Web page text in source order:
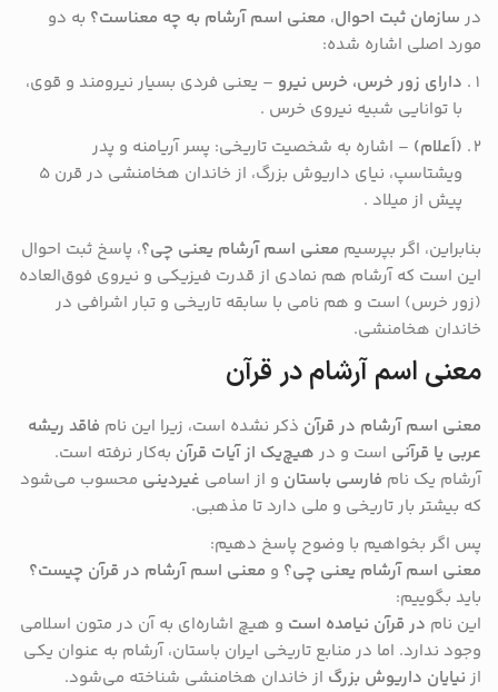
در سازمان ثبت احوال، معنی اسم آرشام به چه معناست؟ به دو
مورد اصلی اشاره شده:
دارای زور خرس، خرس نیرو – یعنی فردی بسیار نیرومند و قوی،
با توانایی شبیه نیروی خرس .
(اَعلام) – اشاره به شخصیت تاریخی: پسر آریامنه و پدر
ویشتاسپ، نیای داریوش بزرگ، از خاندان هخامنشی در قرن ۵
پیش از میلاد .
بنابراین، اگر بپرسیم معنی اسم آرشام یعنی چی؟، پاسخ ثبت احوال
این است که آرشام هم نمادی از قدرت فیزیکی و نیروی فوق‌العاده
(زور خرس) است و هم نامی با سابقه تاریخی و تبار اشرافی در
خاندان هخامنشی.
معنی اسم آرشام در قرآن
معنی اسم آرشام در قرآن ذکر نشده است، زیرا این نام فاقد ریشه
عربی یا قرآنی است و در هیچ‌یک از آیات قرآن به‌کار نرفته است.
آرشام یک نام فارسی باستان و از اسامی غیردینی محسوب می‌شود
که بیشتر بار تاریخی و ملی دارد تا مذهبی.
پس اگر بخواهیم با وضوح پاسخ دهیم:
معنی اسم آرشام یعنی چی؟ و معنی اسم آرشام در قرآن چیست؟
باید بگوییم:
این نام در قرآن نیامده است و هیچ اشاره‌ای به آن در متون اسلامی
وجود ندارد. اما در منابع تاریخی ایران باستان، آرشام به عنوان یکی
از نیایان داریوش بزرگ از خاندان هخامنشی شناخته می‌شود.